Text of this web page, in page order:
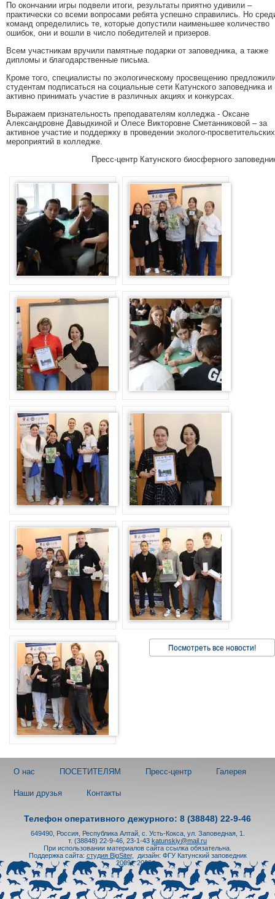
По окончании игры подвели итоги, результаты приятно удивили –
практически со всеми вопросами ребята успешно справились. Но
команд определились те, которые допустили наименьшее количество
ошибок, они и вошли в число победителей и призеров.
Всем участникам вручили памятные подарки от заповедника, а также
дипломы и благодарственные письма.
Кроме того, специалисты по экологическому просвещению
студентам подписаться на социальные сети Катунского заповедника и
активно принимать участие в различных акциях и конкурсах.
Выражаем признательность преподавателям колледжа - Оксане
Александровне Давыдкиной и Олесе Викторовне Сметанниковой – за
активное участие и поддержку в проведении эколого-просветительских
мероприятий в колледже.
Пресс-центр Катунского биосферного
Посмотреть все новости!
О нас ПОСЕТИТЕЛЯМ Пресс-центр Галерея
Наши друзья Контакты
Телефон оперативного дежурного: 8 (38848) 22-9-46
649490, Россия, Республика Алтай, с. Усть-Кокса, ул. Заповедная, 1.
т. (38848) 22-9-46, 23-1-43 katunskiy@mail.ru
При использовании материалов сайта ссылка обязательна.
Поддержка сайта: студия BigSiter,
дизайн: ФГУ Катунский заповедник
2009 - 2026 гг.